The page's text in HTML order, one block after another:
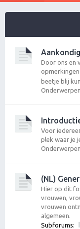
Door ons en
beetje blij
Voor
plek waar je
(NL)
Hier op dit
vrouwen,
vrouwen
algemeen.
Subforums: